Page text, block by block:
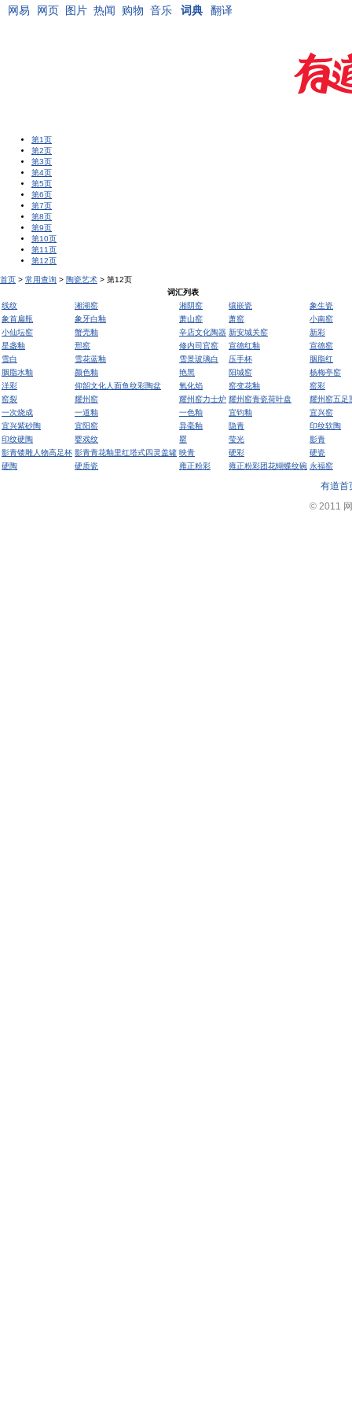
网易 网页 图片 热闻 购物 音乐 词典 翻译
第1页
第2页
第3页
第4页
第5页
第6页
第7页
第8页
第9页
第10页
第11页
第12页
首页 > 常用查询 > 陶瓷艺术 > 第12页
词汇列表
线纹
湘湖窑 湘阴窑 镶嵌瓷
象生瓷
象首扁瓶
象牙白釉 萧山窑 萧窑
小南窑
小仙坛窑
蟹壳釉 辛店文化陶器 新安城关窑
新彩
星盏釉
邢窑 修内司官窑 宣德红釉
宣德窑
雪白
雪花蓝釉 雪景玻璃白 压手杯
胭脂红
胭脂水釉
颜色釉 艳黑 阳城窑
杨梅亭窑
洋彩
仰韶文化人面鱼纹彩陶盆 氧化焰 窑变花釉
窑彩
窑裂
耀州窑 耀州窑力士炉 耀州窑青瓷荷叶盘
耀州窑五足
一次烧成
一道釉 一色釉 宜钧釉
宜兴窑
宜兴紫砂陶
宜阳窑 异毫釉 隐青
印纹软陶
印纹硬陶
婴戏纹 罂 莹光
影青
影青镂雕人物高足杯 影青青花釉里红塔式四灵盖罐 映青 硬彩
硬瓷
硬陶
硬质瓷 雍正粉彩 雍正粉彩团花蝴蝶纹碗 永福窑
有道首
© 2011